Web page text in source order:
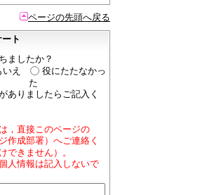
ページの先頭へ戻る
ト
ましたか？
え
役にたたなかっ
た
ありましたらご記入く
，直接このページの
作成部署）へご連絡く
できません）。
人情報は記入しないで